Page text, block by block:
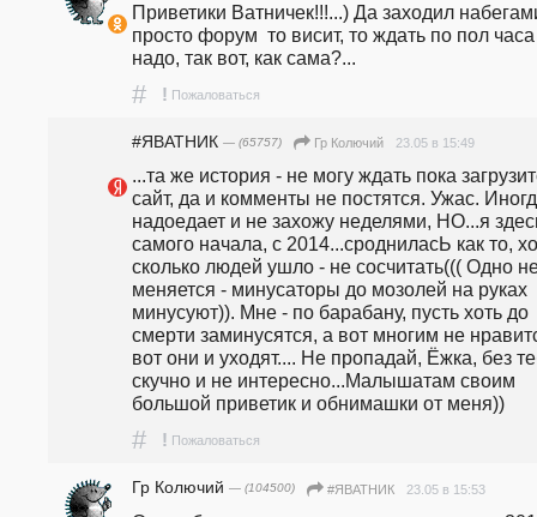
Приветики Ватничек!!!...) Да заходил
просто форум  то висит, то ждать по пол часа
надо, так вот, как сама?...
# ! Пожаловаться
#ЯВАТНИК — (65757) Гр Колючий 23.05 в 15:49
...та же история - не могу ждать пока
сайт, да и комменты не постятся. Ужас.
надоедает и не захожу неделями, НО...я
самого начала, с 2014...сродниласЬ как то,
сколько людей ушло - не сосчитать((( Одно
меняется - минусаторы до мозолей на руках
минусуют)). Мне - по барабану, пусть хоть до
смерти заминусятся, а вот многим не
вот они и уходят.... Не пропадай, Ёжка, без
скучно и не интересно...Малышатам своим
большой приветик и обнимашки от меня))
# ! Пожаловаться
Гр Колючий — (104500) #ЯВАТНИК 23.05 в 15:53